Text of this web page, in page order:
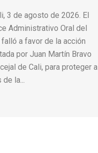
3 de agosto de 2026. El
Administrativo Oral del
a favor de la acción
por Juan Martín Bravo
de Cali, para proteger a
la...